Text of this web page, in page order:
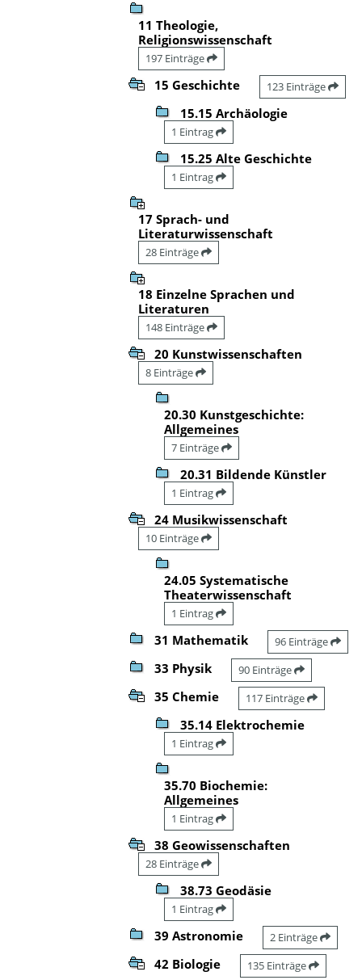
11 Theologie,
Religionswissenschaft
197 Einträge
15 Geschichte 123 Einträge
15.15 Archäologie
1 Eintrag
15.25 Alte Geschichte
1 Eintrag
17 Sprach- und
Literaturwissenschaft
28 Einträge
18 Einzelne Sprachen und
Literaturen
148 Einträge
20 Kunstwissenschaften
8 Einträge
20.30 Kunstgeschichte:
Allgemeines
7 Einträge
20.31 Bildende Künstler
1 Eintrag
24 Musikwissenschaft
10 Einträge
24.05 Systematische
Theaterwissenschaft
1 Eintrag
31 Mathematik 96 Einträge
33 Physik 90 Einträge
35 Chemie 117 Einträge
35.14 Elektrochemie
1 Eintrag
35.70 Biochemie:
Allgemeines
1 Eintrag
38 Geowissenschaften
28 Einträge
38.73 Geodäsie
1 Eintrag
39 Astronomie 2 Einträge
42 Biologie 135 Einträge